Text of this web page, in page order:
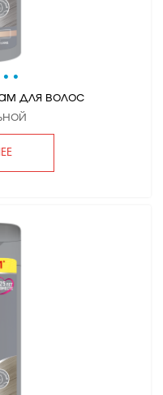
• •
для волос